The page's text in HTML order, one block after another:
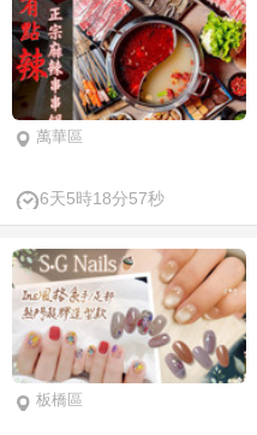
萬華區
6天5時18分56秒
板橋區